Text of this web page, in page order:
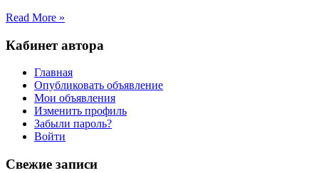
Read More »
Кабинет автора
Главная
Опубликовать объявление
Мои объявления
Изменить профиль
Забыли пароль?
Войти
Свежие записи